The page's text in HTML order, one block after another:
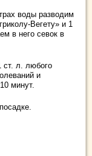
воды разводим
Вегету» и 1
в него севок в
ст. л. любого
и
минут.